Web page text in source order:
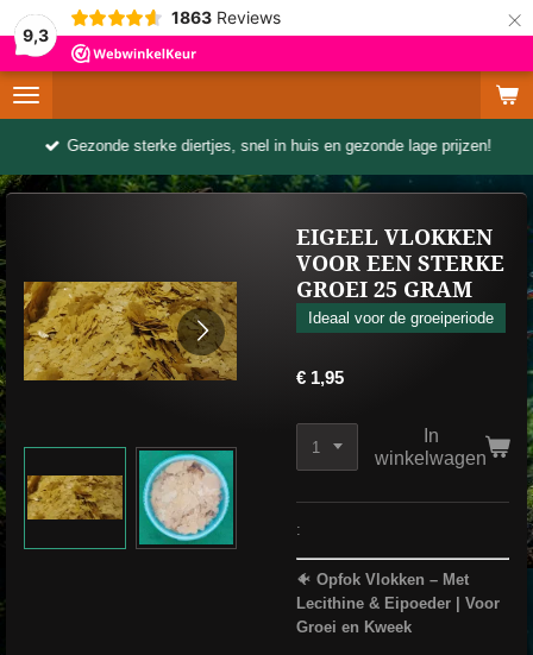
9,3
1863 Reviews ×
Gezonde sterke diertjes, snel in huis en gezonde lage prijzen!
EIGEEL VLOKKEN
VOOR EEN STERKE
GROEI 25 GRAM
Ideaal voor de groeiperiode
€ 1,95
In
winkelwagen
:
🐠 Opfok Vlokken – Met
Lecithine & Eipoeder | Voor
Groei en Kweek